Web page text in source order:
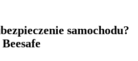
samochodu?